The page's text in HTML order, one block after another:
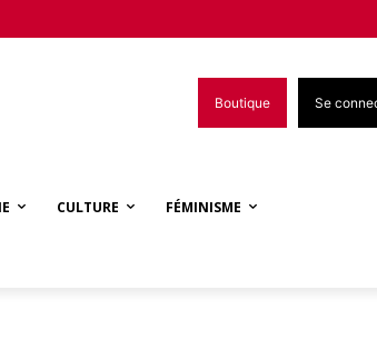
Boutique Se
CULTURE FÉMINISME